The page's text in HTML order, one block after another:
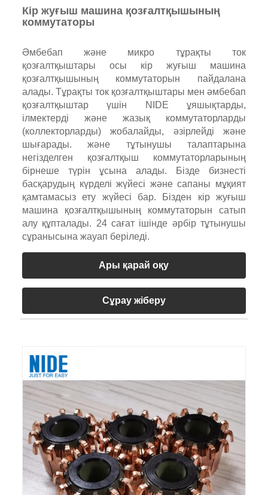
Кір жуғыш машина қозғалтқышының
коммутаторы
Әмбебап және микро тұрақты ток
қозғалтқыштары осы кір жуғыш машина
қозғалтқышының коммутаторын пайдалана
алады. Тұрақты ток қозғалтқыштары мен әмбебап
қозғалтқыштар үшін NIDE ұяшықтарды,
ілмектерді және жазық коммутаторларды
(коллекторларды) жобалайды, әзірлейді және
шығарады. және тұтынушы талаптарына
негізделген қозғалтқыш коммутаторларының
бірнеше түрін ұсына алады. Бізде бизнесті
басқарудың күрделі жүйесі және сапаны мұқият
қамтамасыз ету жүйесі бар. Бізден кір жуғыш
машина қозғалтқышының коммутаторын сатып
алу құпталады. 24 сағат ішінде әрбір тұтынушы
сұранысына жауап беріледі.
Ары қарай оқу
Сұрау жіберу